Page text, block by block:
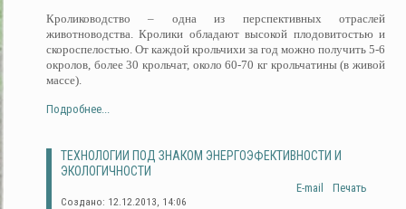
Кролиководство – одна из перспективных отраслей
животноводства. Кролики обладают высокой плодовитостью и
скороспелостью. От каждой крольчихи за год можно получить 5-6
окролов, более 30 крольчат, около 60-70 кг крольчатины (в живой
массе).
Подробнее...
ТЕХНОЛОГИИ ПОД ЗНАКОМ ЭНЕРГОЭФЕКТИВНОСТИ И
ЭКОЛОГИЧНОСТИ
Печать
E-mail
Создано: 12.12.2013, 14:06